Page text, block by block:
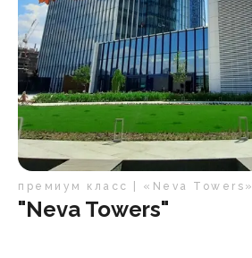
премиум класс | «Neva Towers»
"Neva Towers"